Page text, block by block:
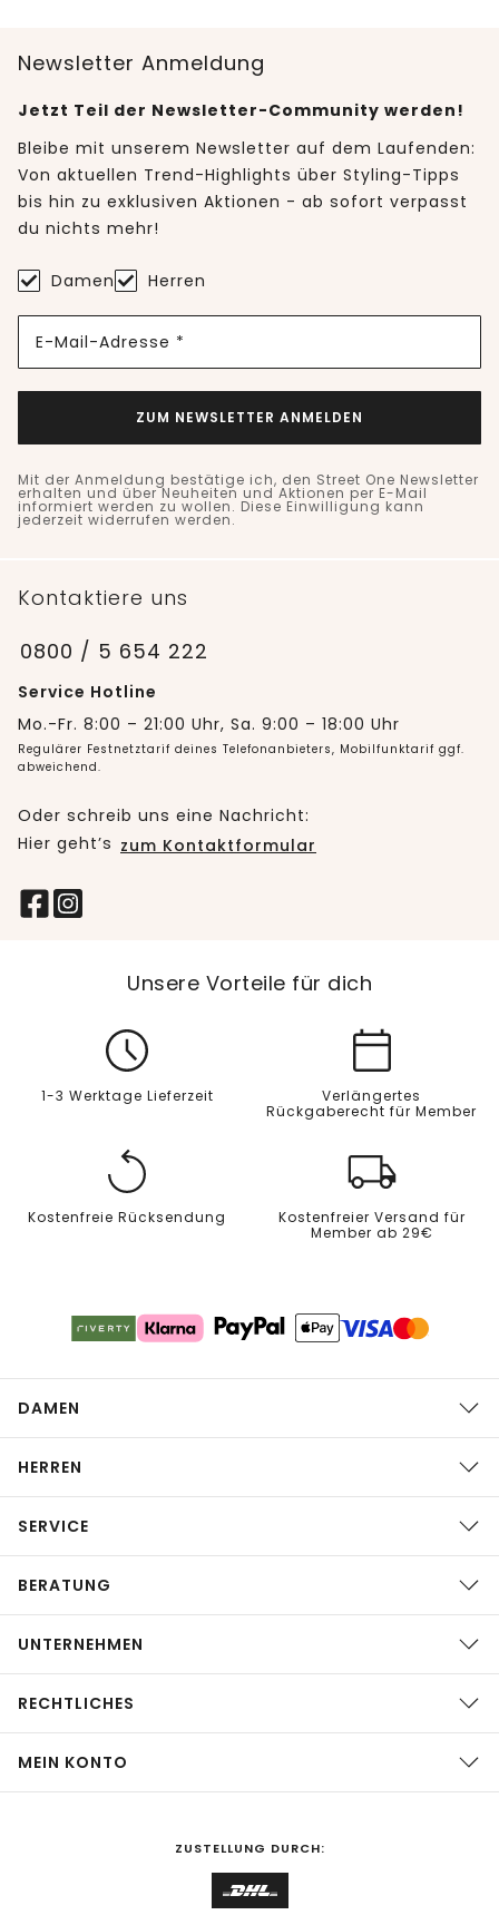
Newsletter Anmeldung
Jetzt Teil der Newsletter-Community werden!
Bleibe mit unserem Newsletter auf dem Laufenden:
Von aktuellen Trend-Highlights über Styling-Tipps
bis hin zu exklusiven Aktionen - ab sofort verpasst
du nichts mehr!
Damen Herren
E-Mail-Adresse *
ZUM NEWSLETTER ANMELDEN
Mit der Anmeldung bestätige ich, den Street One Newsletter
erhalten und über Neuheiten und Aktionen per E-Mail
informiert werden zu wollen. Diese Einwilligung kann
jederzeit widerrufen werden.
Kontaktiere uns
0800 / 5 654 222
Service Hotline
Mo.-Fr. 8:00 – 21:00 Uhr, Sa. 9:00 – 18:00 Uhr
Regulärer Festnetztarif deines Telefonanbieters, Mobilfunktarif ggf.
abweichend.
Oder schreib uns eine Nachricht:
Hier geht’s zum Kontaktformular
Unsere Vorteile für dich
1-3 Werktage Lieferzeit
Verlängertes
Rückgaberecht für Member
Kostenfreie Rücksendung
Kostenfreier Versand für
Member ab 29€
DAMEN
HERREN
SERVICE
BERATUNG
UNTERNEHMEN
RECHTLICHES
MEIN KONTO
ZUSTELLUNG DURCH: